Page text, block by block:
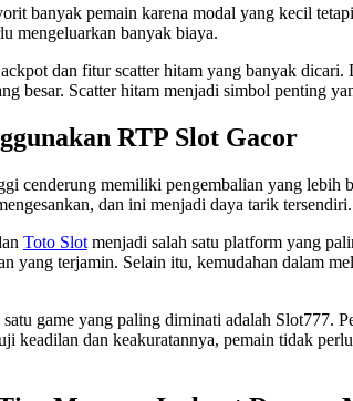
banyak pemain karena modal yang kecil
mengeluarkan banyak biaya.
dan fitur scatter hitam yang banyak
besar. Scatter hitam menjadi simbol penting
RTP Slot Gacor
cenderung memiliki pengembalian yang lebih
dan ini menjadi daya tarik
Toto Slot menjadi salah satu platform yang
yang terjamin. Selain itu, kemudahan dalam
game yang paling diminati adalah
keadilan dan keakuratannya, pemain tidak